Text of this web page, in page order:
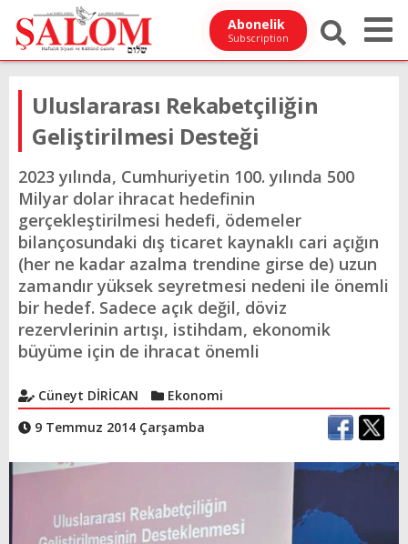
Abonelik
Subscription
Uluslararası Rekabetçiliğin
Geliştirilmesi Desteği
2023 yılında, Cumhuriyetin 100. yılında 500
Milyar dolar ihracat hedefinin
gerçekleştirilmesi hedefi, ödemeler
bilançosundaki dış ticaret kaynaklı cari açığın
(her ne kadar azalma trendine girse de) uzun
zamandır yüksek seyretmesi nedeni ile önemli
bir hedef. Sadece açık değil, döviz
rezervlerinin artışı, istihdam, ekonomik
büyüme için de ihracat önemli
Cüneyt DİRİCAN
Ekonomi
9 Temmuz 2014 Çarşamba